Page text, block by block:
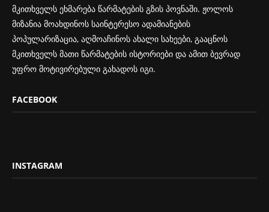
მკითხველს ეხმარება წარმატების გზის პოვნაში. ჟოლოს
მიზანია მოახდინოს საინტერესო ადამიანების
პოპულარიზაცია, აღმოაჩინოს ახალი სახეები, გააცნოს
მკითხველს მათი წარმატების ისტორიები და ამით ბევრად
უფრო მოტივირებული გახადოს იგი.
FACEBOOK
INSTAGRAM